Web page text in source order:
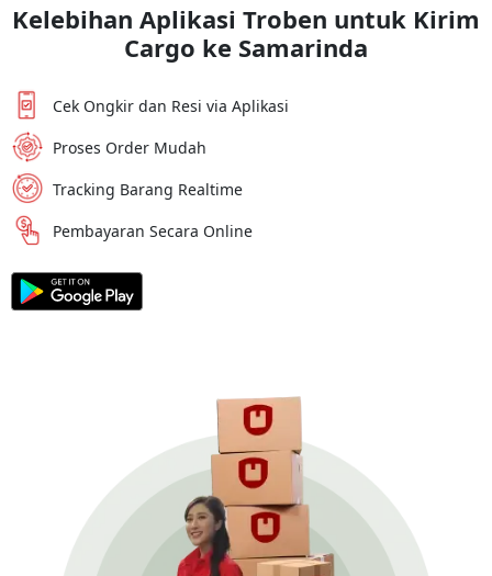
Kelebihan Aplikasi Troben untuk Kirim
Cargo ke Samarinda
Cek Ongkir dan Resi via Aplikasi
Proses Order Mudah
Tracking Barang Realtime
Pembayaran Secara Online